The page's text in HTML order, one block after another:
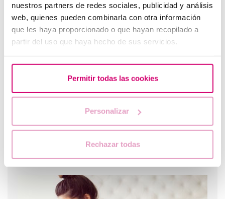
nuestros partners de redes sociales, publicidad y análisis
web, quienes pueden combinarla con otra información
que les haya proporcionado o que hayan recopilado a
partir del uso que haya hecho de sus servicios.
Permitir todas las cookies
Personalizar
Rechazar todas
La clé des hormones de la fertilité : FSH, LH,
Progestérone et AMH
Problèmes de thyroïde et fertilité, comment
affectent-ils